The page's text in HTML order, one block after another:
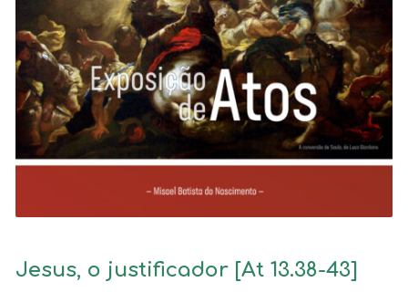
Jesus, o justificador [At 13.38-43]